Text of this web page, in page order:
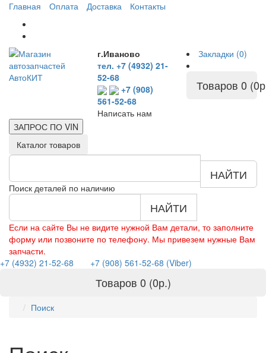
Главная Оплата Доставка Контакты
г.Иваново
тел. +7 (4932) 21-
52-68
+7 (908)
561-52-68
Написать нам
Закладки (0)
Товаров 0
ЗАПРОС ПО VIN
Каталог товаров
Поиск деталей по наличию
НАЙТИ
НАЙТИ
Если на сайте Вы не видите нужной Вам детали, то заполните
форму или позвоните по телефону. Мы привезем нужные Вам
запчасти.
+7 (4932) 21-52-68
+7 (908) 561-52-68 (Viber)
Товаров 0 (0р.)
Поиск